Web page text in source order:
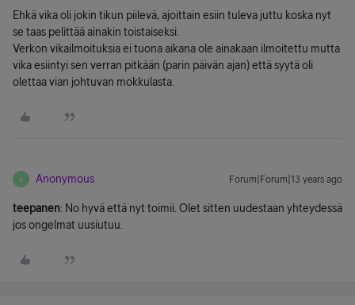
Ehkä vika oli jokin tikun piilevä, ajoittain esiin tuleva juttu koska nyt
se taas pelittää ainakin toistaiseksi.
Verkon vikailmoituksia ei tuona aikana ole ainakaan ilmoitettu mutta
vika esiintyi sen verran pitkään (parin päivän ajan) että syytä oli
olettaa vian johtuvan mokkulasta.
A Anonymous Forum|Forum|13 years ago
teepanen: No hyvä että nyt toimii. Olet sitten uudestaan yhteydessä
jos ongelmat uusiutuu.